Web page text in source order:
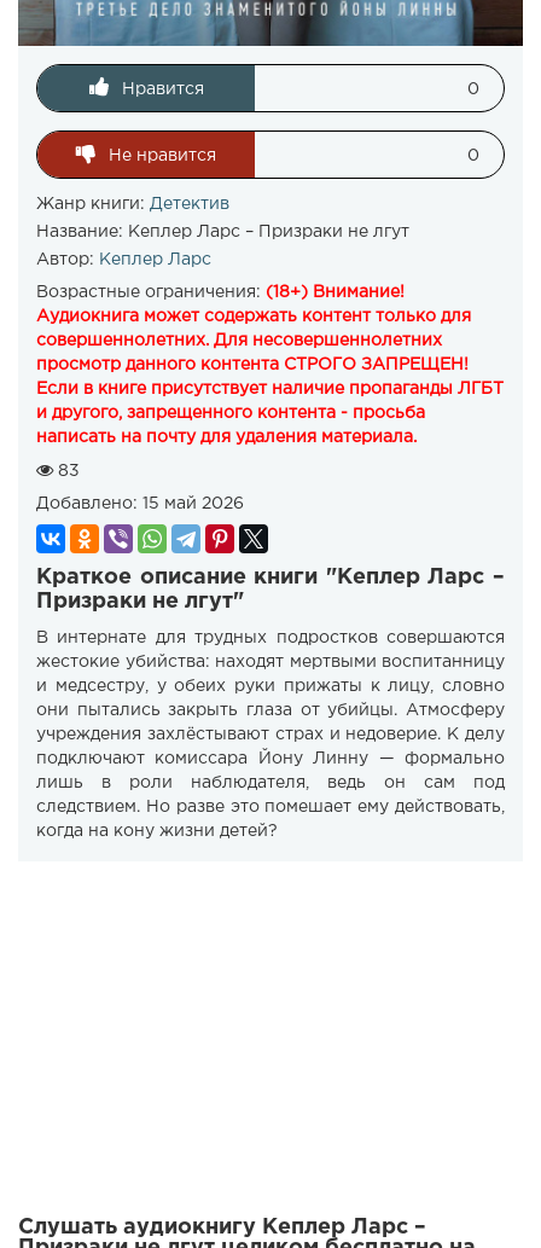
Нравится 0
Не нравится 0
Жанр книги: Детектив
Название: Кеплер Ларс – Призраки не лгут
Автор: Кеплер Ларс
Возрастные ограничения: (18+) Внимание!
Аудиокнига может содержать контент только для
совершеннолетних. Для несовершеннолетних
просмотр данного контента СТРОГО ЗАПРЕЩЕН!
Если в книге присутствует наличие пропаганды ЛГБТ
и другого, запрещенного контента - просьба
написать на почту для удаления материала.
83
Добавлено: 15 май 2026
Краткое описание книги "Кеплер Ларс –
Призраки не лгут"
В интернате для трудных подростков совершаются
жестокие убийства: находят мертвыми воспитанницу
и медсестру, у обеих руки прижаты к лицу, словно
они пытались закрыть глаза от убийцы. Атмосферу
учреждения захлёстывают страх и недоверие. К делу
подключают комиссара Йону Линну — формально
лишь в роли наблюдателя, ведь он сам под
следствием. Но разве это помешает ему действовать,
когда на кону жизни детей?
Слушать аудиокнигу Кеплер Ларс –